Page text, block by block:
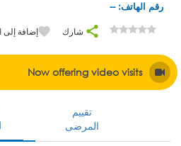
رقم الهاتف: --
شارك إضافة إلى
Now offering video visits
تقييم
المرضى